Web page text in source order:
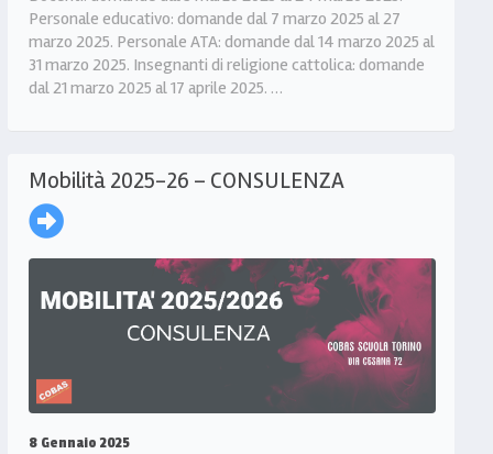
Personale educativo: domande dal 7 marzo 2025 al 27
marzo 2025. Personale ATA: domande dal 14 marzo 2025 al
31 marzo 2025. Insegnanti di religione cattolica: domande
dal 21 marzo 2025 al 17 aprile 2025. …
Mobilità 2025-26 – CONSULENZA
8 Gennaio 2025